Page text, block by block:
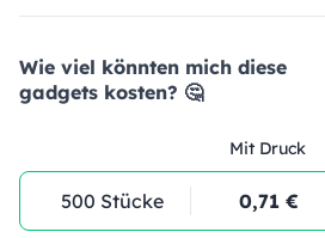
Wie viel könnten mich diese
gadgets kosten? 🤔
Mit Druck
500 Stücke 0,71 €